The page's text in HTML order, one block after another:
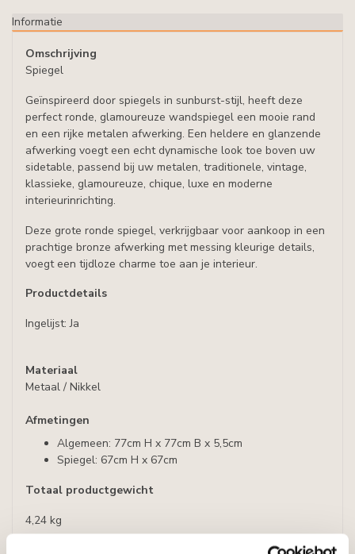
Informatie
Omschrijving
Spiegel
Geïnspireerd door spiegels in sunburst-stijl, heeft deze
perfect ronde, glamoureuze wandspiegel een mooie rand
en een rijke metalen afwerking. Een heldere en glanzende
afwerking voegt een echt dynamische look toe boven uw
sidetable, passend bij uw metalen, traditionele, vintage,
klassieke, glamoureuze, chique, luxe en moderne
interieurinrichting.
Deze grote ronde spiegel, verkrijgbaar voor aankoop in een
prachtige bronze afwerking met messing kleurige details,
voegt een tijdloze charme toe aan je interieur.
Productdetails
Ingelijst: Ja
Materiaal
Metaal / Nikkel
Afmetingen
Algemeen: 77cm H x 77cm B x 5,5cm
Spiegel: 67cm H x 67cm
Totaal productgewicht
4,24 kg